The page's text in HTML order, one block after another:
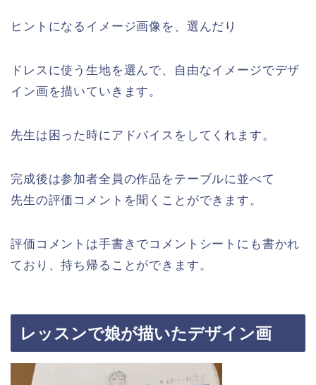
ヒントになるイメージ画像を、選んだり
ドレスに使う生地を選んで、自由なイメージでデザ
イン画を描いていきます。
先生は困った時にアドバイスをしてくれます。
完成後は参加者全員の作品をテーブルに並べて
先生の評価コメントを聞くことができます。
評価コメントは手書きでコメントシートにも書かれ
ており、持ち帰ることができます。
レッスンで娘が描いたデザイン画